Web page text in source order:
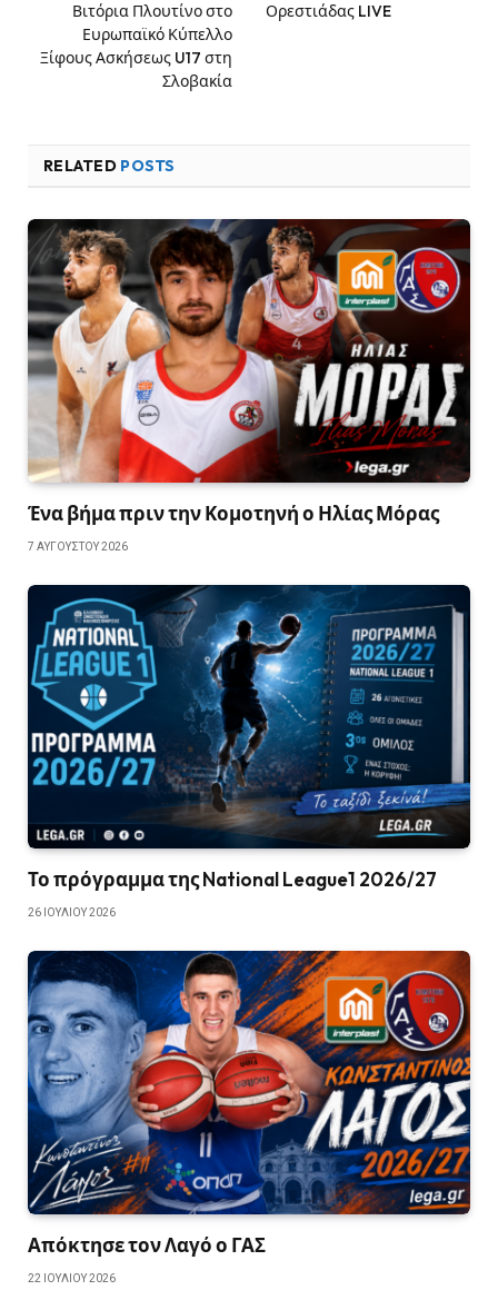
Βιτόρια Πλουτίνο στο
Ευρωπαϊκό Κύπελλο
Ξίφους Ασκήσεως U17 στη
Σλοβακία
Ορεστιάδας LIVE
RELATED POSTS
Ένα βήμα πριν την Κομοτηνή ο Ηλίας Μόρας
7 ΑΥΓΟΎΣΤΟΥ 2026
Το πρόγραμμα της National League1 2026/27
26 ΙΟΥΛΊΟΥ 2026
Απόκτησε τον Λαγό ο ΓΑΣ
22 ΙΟΥΛΊΟΥ 2026